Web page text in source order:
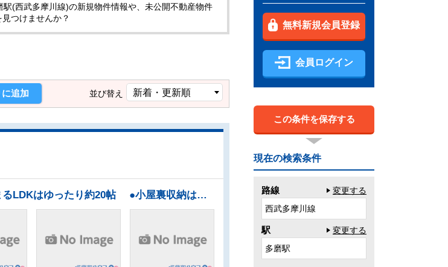
(西武多摩川線)の新規物件情報や、未公開不動産物件
つけませんか？
追加 並び替え
●来客時にも便利な駐車2台可能（車種による） ●家族の集まるLDKはゆったり約20帖 ●小屋裏収納は季節物やスーツケース等かさばる物の収納に役立ちます ■平成26年9月30日リフォーム完了済 《新規交換》ガスコンロ、洗面化粧台、水栓（キッチン浄水器付、洗濯） ○外壁塗装、屋根塗装○LDKフローリング上貼○洗面室、トイレクッションフロア張替○全室（壁、天井）クロス張替○ハウスクリーニング○火災報知器設置済
無料新規会員登録
会員ログイン
この条件を保存する
現在の検索条件
路線
変更する
西武多摩川線
駅
変更する
多磨駅